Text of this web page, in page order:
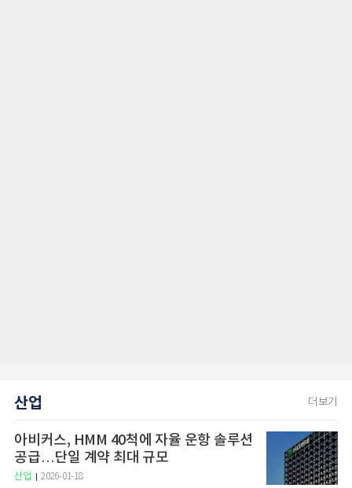
산업 더보기
아비커스, HMM 40척에 자율 운항 솔루션
공급…단일 계약 최대 규모
산업 2026-01-18